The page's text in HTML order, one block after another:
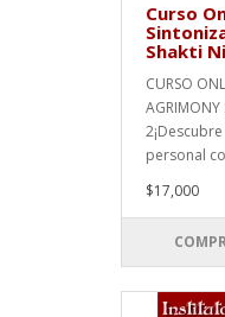
Curso
Shakti
CURSO
AGRIMONY
personal
$17,000